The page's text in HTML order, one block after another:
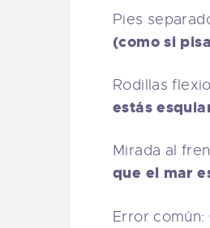
Pies
(como si
Rodillas
estás
Mirada al
que el mar
Error común: